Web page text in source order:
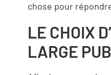
chose pour
LE CHOIX
LARGE